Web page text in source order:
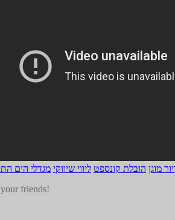
מוגן הובלת קונספט ליווי שיווקי מגדלי הים
friends!